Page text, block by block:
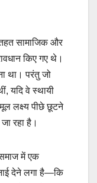
सामाजिक और
किए गए थे।
था। परंतु जो
यदि वे स्थायी
लक्ष्य पीछे छूटने
रहा है।
में एक
देने लगा है—कि